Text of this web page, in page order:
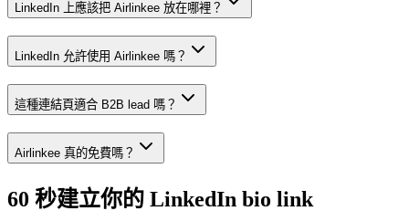
LinkedIn 上應該把 Airlinkee 放在哪裡？
LinkedIn 允許使用 Airlinkee 嗎？
這種連結頁適合 B2B lead 嗎？
Airlinkee 真的免費嗎？
60 秒建立你的 LinkedIn bio link